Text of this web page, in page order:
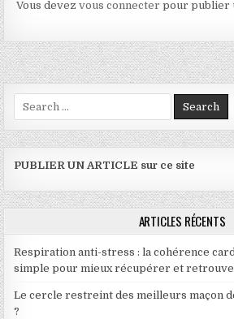
Vous devezvous connecter pour publier
Search for:
PUBLIER UN ARTICLE sur ce site
ARTICLES RÉCENTS
Respiration anti-stress : la cohérence
simple pour mieux récupérer et
Le cercle restreint des meilleurs maçon
?